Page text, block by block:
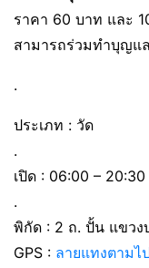
ราคา 60 บาท และ
สามารถร่วมทำบุญแ
.
ประเภท : วัด
.
เปิด : 06:00 – 20:30
.
พิกัด : 2 ถ. ปั้น แขวง
GPS : ลายแทงตามไ